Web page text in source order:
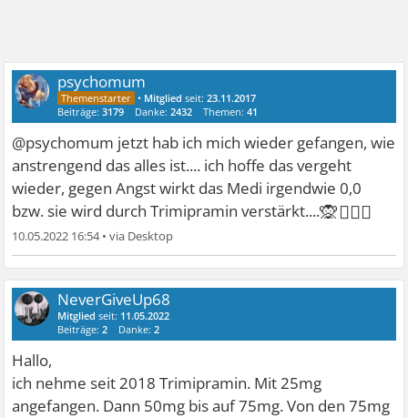
psychomum
• Mitglied seit:23.11.2017
Beiträge:3179 Danke:2432 Themen:41
@psychomum jetzt hab ich mich wieder gefangen, wie
anstrengend das alles ist.... ich hoffe das vergeht
wieder, gegen Angst wirkt das Medi irgendwie 0,0
bzw. sie wird durch Trimipramin verstärkt....🙊🙋🏼‍♀
10.05.2022 16:54•
NeverGiveUp68
Mitglied seit: 11.05.2022
Beiträge:2 Danke:2
Hallo,
ich nehme seit 2018 Trimipramin. Mit 25mg
angefangen. Dann 50mg bis auf 75mg. Von den 75mg